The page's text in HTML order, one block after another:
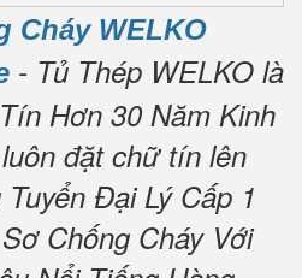
Cháy WELKO
- Tủ Thép WELKO là
Hơn 30 Năm Kinh
đặt chữ tín lên
Đại Lý Cấp 1
Chống Cháy Với